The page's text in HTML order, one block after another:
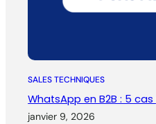
SALES TECHNIQUES
WhatsApp en B2B : 5
janvier 9, 2026